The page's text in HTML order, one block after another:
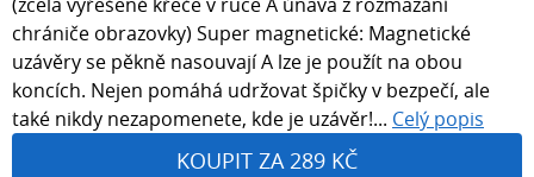
chrániče obrazovky) Super magnetické: Magnetické
uzávěry se pěkně nasouvají A lze je použít na obou
koncích. Nejen pomáhá udržovat špičky v bezpečí, ale
také nikdy nezapomenete, kde je uzávěr!... Celý popis
KOUPIT ZA 289 KČ